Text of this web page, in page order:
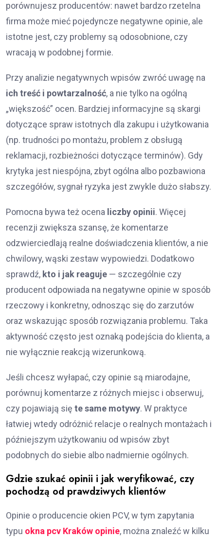
porównujesz producentów: nawet bardzo rzetelna
firma może mieć pojedyncze negatywne opinie, ale
istotne jest, czy problemy są odosobnione, czy
wracają w podobnej formie.
Przy analizie negatywnych wpisów zwróć uwagę na
ich treść i powtarzalność, a nie tylko na ogólną
„większość” ocen. Bardziej informacyjne są skargi
dotyczące spraw istotnych dla zakupu i użytkowania
(np. trudności po montażu, problem z obsługą
reklamacji, rozbieżności dotyczące terminów). Gdy
krytyka jest niespójna, zbyt ogólna albo pozbawiona
szczegółów, sygnał ryzyka jest zwykle dużo słabszy.
Pomocna bywa też ocena liczby opinii. Więcej
recenzji zwiększa szansę, że komentarze
odzwierciedlają realne doświadczenia klientów, a nie
chwilowy, wąski zestaw wypowiedzi. Dodatkowo
sprawdź, kto i jak reaguje — szczególnie czy
producent odpowiada na negatywne opinie w sposób
rzeczowy i konkretny, odnosząc się do zarzutów
oraz wskazując sposób rozwiązania problemu. Taka
aktywność często jest oznaką podejścia do klienta, a
nie wyłącznie reakcją wizerunkową.
Jeśli chcesz wyłapać, czy opinie są miarodajne,
porównuj komentarze z różnych miejsc i obserwuj,
czy pojawiają się te same motywy. W praktyce
łatwiej wtedy odróżnić relacje o realnych montażach i
późniejszym użytkowaniu od wpisów zbyt
podobnych do siebie albo nadmiernie ogólnych.
Gdzie szukać opinii i jak weryfikować, czy
pochodzą od prawdziwych klientów
Opinie o producencie okien PCV, w tym zapytania
typu okna pcv Kraków opinie, można znaleźć w kilku